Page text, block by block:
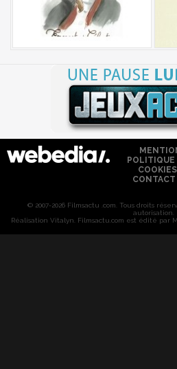
POLITIQUE
COOKIES
CONTACT
© 2007-2026 Filmsactu .com. Tous droits
autorisation.
Réalisation Vitalyn . Filmsactu .com est édité par